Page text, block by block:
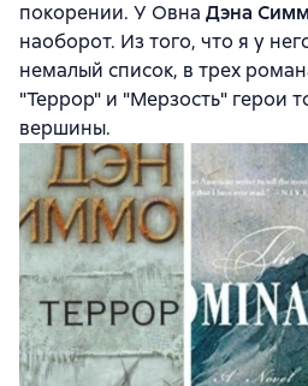
покорении. У Овна Дэна
наоборот. Из того, что я у
немалый список, в трех
"Террор" и "Мерзость" герои
вершины.